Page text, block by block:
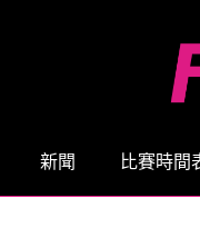
新聞 比賽時間